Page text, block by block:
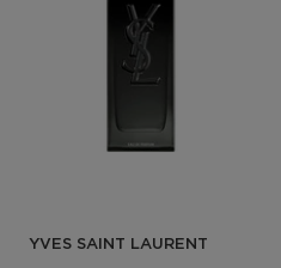
YVES SAINT LAURENT